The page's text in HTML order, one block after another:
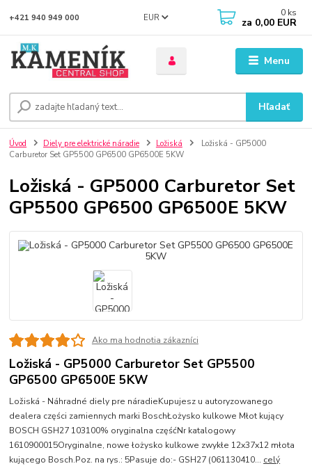
Menu
EUR
Hľadať
+421 940 949 000 0 ks
za 0,00 EUR
Úvod Diely pre elektrické náradie Ložiská
Ložiská - GP5000
Carburetor Set GP5500 GP6500 GP6500E 5KW
Ložiská - GP5000 Carburetor Set
GP5500 GP6500 GP6500E 5KW
Ako ma hodnotia zákazníci
Ložiská - GP5000 Carburetor Set GP5500
GP6500 GP6500E 5KW
Ložiská - Náhradné diely pre náradieKupujesz u autoryzowanego
dealera części zamiennych marki BoschŁożysko kulkowe Młot kujący
BOSCH GSH27 103100% oryginalna częśćNr katalogowy
1610900015Oryginalne, nowe łożysko kulkowe zwykłe 12x37x12 młota
kującego Bosch.Poz. na rys.: 5Pasuje do:- GSH27 (061130410... celý